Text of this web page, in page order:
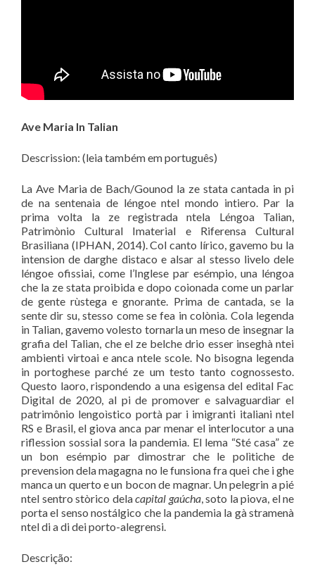
Ave Maria In Talian
Descrission: (leia também em português)
La Ave Maria de Bach/Gounod la ze stata cantada in pi
de na sentenaia de léngoe ntel mondo intiero. Par la
prima volta la ze registrada ntela Léngoa Talian,
Patrimònio Cultural Imaterial e Riferensa Cultural
Brasiliana (IPHAN, 2014). Col canto lírico, gavemo bu la
intension de darghe distaco e alsar al stesso livelo dele
léngoe ofissiai, come l’Inglese par esémpio, una léngoa
che la ze stata proibida e dopo coionada come un parlar
de gente rùstega e gnorante. Prima de cantada, se la
sente dir su, stesso come se fea in colònia. Cola legenda
in Talian, gavemo volesto tornarla un meso de insegnar la
grafia del Talian, che el ze belche drio esser inseghà ntei
ambienti virtoai e anca ntele scole. No bisogna legenda
in portoghese parché ze um testo tanto cognossesto.
Questo laoro, rispondendo a una esigensa del edital Fac
Digital de 2020, al pi de promover e salvaguardiar el
patrimônio lengoìstico portà par i imigranti italiani ntel
RS e Brasil, el giova anca par menar el interlocutor a una
riflession sossial sora la pandemia. El lema “Sté casa” ze
un bon esémpio par dimostrar che le polìtiche de
prevension dela magagna no le funsiona fra quei che i ghe
manca un querto e un bocon de magnar. Un pelegrin a pié
ntel sentro stòrico delacapital gaúcha, soto la piova, el ne
porta el senso nostálgico che la pandemia la gà stramenà
ntel di a di dei porto-alegrensi.
Descrição: